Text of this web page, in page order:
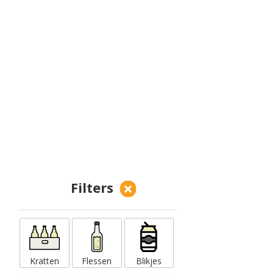
Filters
Kratten Flessen Blikjes